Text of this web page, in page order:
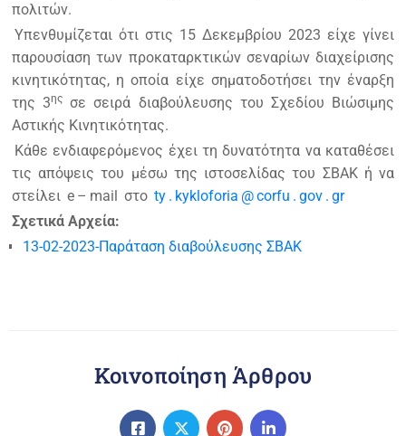
πολιτών.
Υπενθυμίζεται ότι στις 15 Δεκεμβρίου 2023 είχε γίνει
παρουσίαση των προκαταρκτικών σεναρίων διαχείρισης
κινητικότητας, η οποία είχε σηματοδοτήσει την έναρξη
της 3ης σε σειρά διαβούλευσης του Σχεδίου Βιώσιμης
Αστικής Κινητικότητας.
Κάθε ενδιαφερόμενος έχει τη δυνατότητα να καταθέσει
τις απόψεις του μέσω της ιστοσελίδας του ΣΒΑΚ ή να
στείλει e – mail στο ty . kykloforia @corfu . gov . gr
Σχετικά Αρχεία:
13-02-2023-Παράταση διαβούλευσης ΣΒΑΚ
Κοινοποίηση Άρθρου